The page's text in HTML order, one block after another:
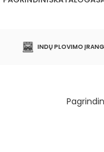
INDŲ PLOVIMO